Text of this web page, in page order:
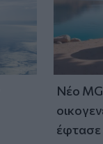
Νέο
έφτασε